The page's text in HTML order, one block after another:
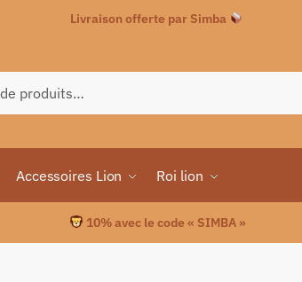
Livraison offerte par Simba
Accessoires Lion Roi lion
10% avec le code « SIMBA »